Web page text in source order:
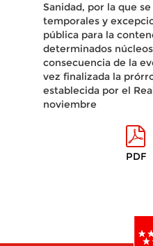
Sanidad, por la que
temporales y
pública para la
determinados
consecuencia de la
vez finalizada la
establecida por el
noviembre
PDF